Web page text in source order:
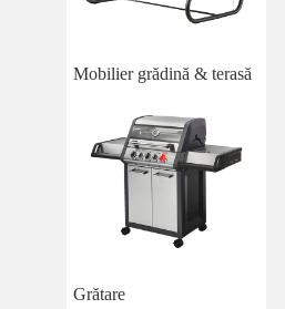
Mobilier grădină & terasă
Grătare